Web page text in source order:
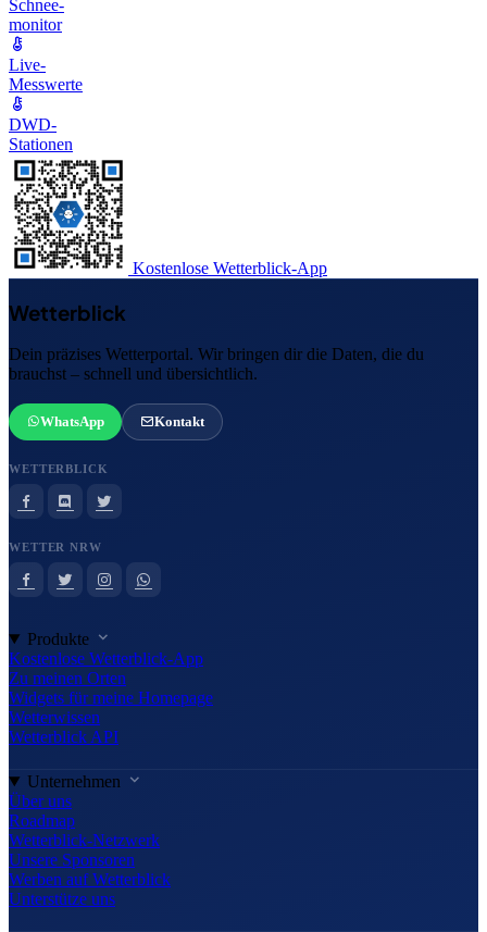
Schnee-
monitor
Live-
Messwerte
DWD-
Stationen
Kostenlose Wetterblick-App
Wetterblick
Dein präzises Wetterportal. Wir bringen dir die Daten, die du
brauchst – schnell und übersichtlich.
WhatsApp Kontakt
WETTERBLICK
WETTER NRW
Produkte
Kostenlose Wetterblick-App
Zu meinen Orten
Widgets für meine Homepage
Wetterwissen
Wetterblick API
Unternehmen
Über uns
Roadmap
Wetterblick-Netzwerk
Unsere Sponsoren
Werben auf Wetterblick
Unterstütze uns